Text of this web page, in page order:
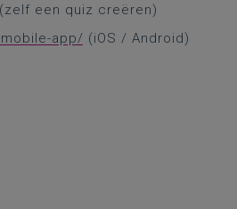
(zelf een quiz creëren)
app/ (iOS / Android)